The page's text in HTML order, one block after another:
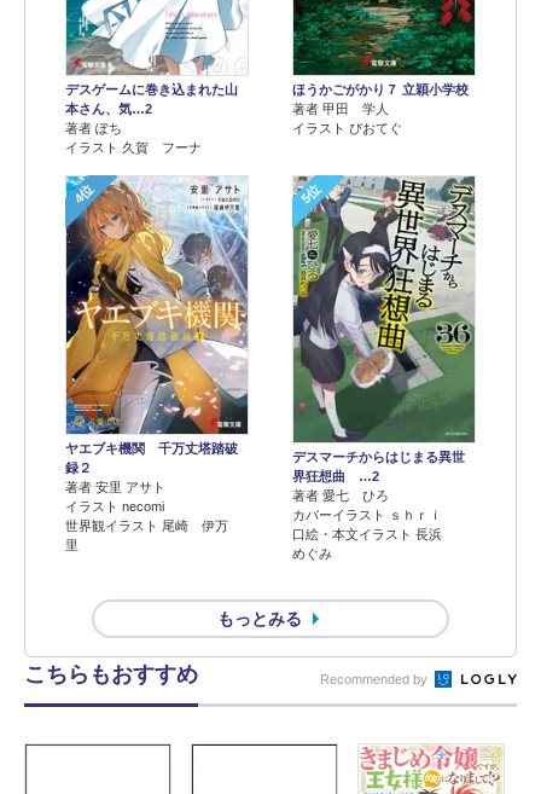
デスゲームに巻き込まれた山
本さん、気…2
著者 ぽち
イラスト 久賀 フーナ
ほうかごがかり７ 立穎小学校
著者 甲田 学人
イラスト ぴおてぐ
4位
ヤエブキ機関 千万丈塔踏破
録２
著者 安里 アサト
イラスト necomi
世界観イラスト 尾崎 伊万
里
5位
デスマーチからはじまる異世
界狂想曲 …2
著者 愛七 ひろ
カバーイラスト ｓｈｒｉ
口絵・本文イラスト 長浜
めぐみ
もっとみる
こちらもおすすめ Recommended by